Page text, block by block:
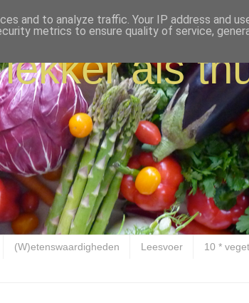
als
(W)etenswaardigheden Leesvoer 10 *
and to analyze traffic. Your IP address and
metrics to ensure quality of service,